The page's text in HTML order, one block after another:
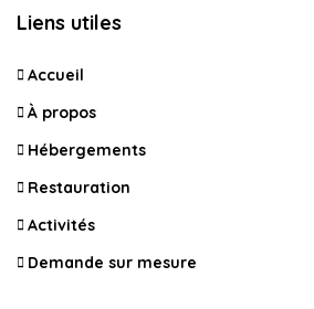
Liens utiles
Accueil
À propos
Hébergements
Restauration
Activités
Demande sur mesure